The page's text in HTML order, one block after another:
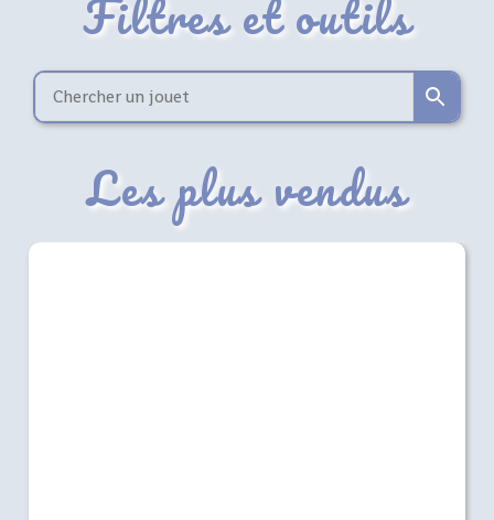
Filtres et outils
Les plus vendus